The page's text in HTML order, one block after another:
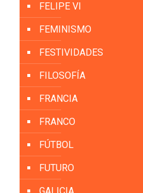
FELIPE VI
FEMINISMO
FESTIVIDADES
FILOSOFÍA
FRANCIA
FRANCO
FÚTBOL
FUTURO